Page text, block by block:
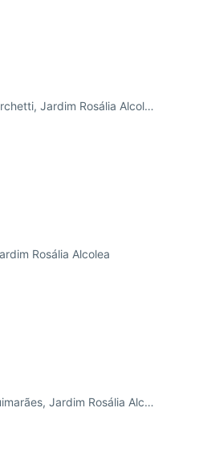
R. Ambrosina Amaral Marchetti, Jardim Rosália Alcolea
Rosália Alcolea
R. Coronel Paulo Foot Guimarães, Jardim Rosália Alcolea